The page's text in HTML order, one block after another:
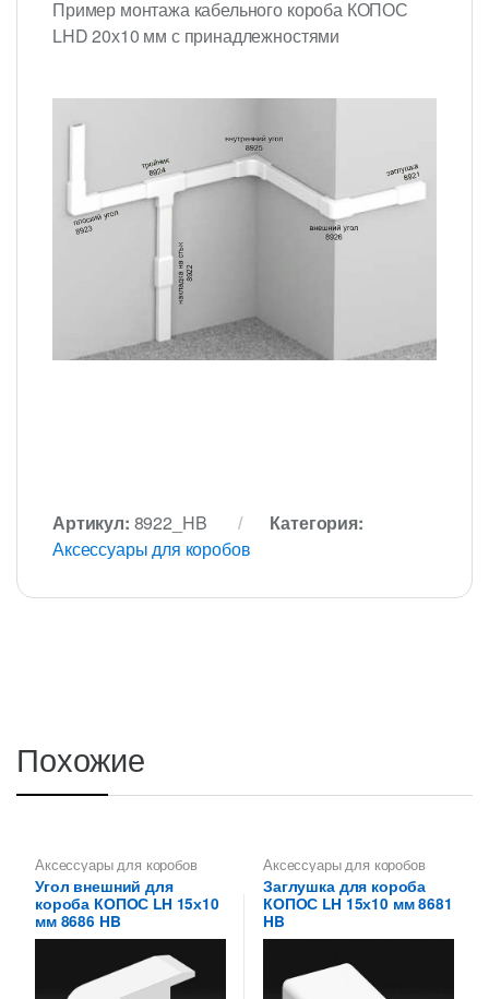
Пример монтажа кабельного короба КОПОС
LHD 20х10 мм с принадлежностями
Артикул: 8922_HB
Категория:
Аксессуары для коробов
Похожие
Аксессуары для коробов
Угол внешний для
короба КОПОС LH 15х10
мм 8686 HB
Аксессуары для коробов
Заглушка для короба
КОПОС LH 15х10 мм 8681
HB